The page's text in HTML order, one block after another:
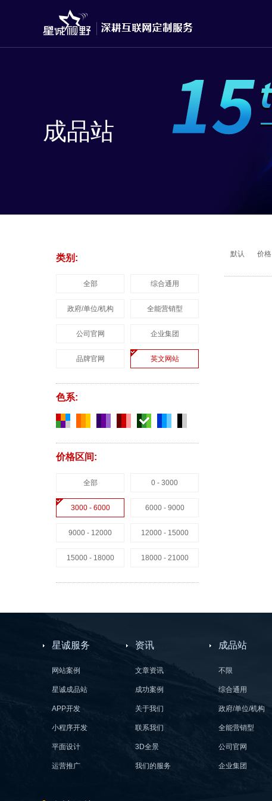
成品站
类别:
全部 综合通用
政府/单位/机构 全能营销型
公司官网 企业集团
品牌官网 英文网站
色系:
价格区间:
全部 0 - 3000
3000 - 6000 6000 - 9000
9000 - 12000 12000 - 15000
15000 - 18000 18000 - 21000
默认 价格
星诚服务
网站案例
星诚成品站
APP开发
小程序开发
平面设计
运营推广
资讯
文章资讯
成功案例
关于我们
联系我们
3D全景
我们的服务
成品站
不限
综合通用
政府/单位/机构
全能营销型
公司官网
企业集团